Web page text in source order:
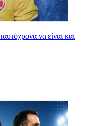
να είναι και